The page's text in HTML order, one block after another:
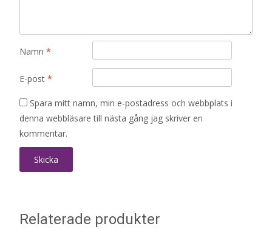
Namn *
E-post *
Spara mitt namn, min e-postadress och webbplats i
denna webbläsare till nästa gång jag skriver en
kommentar.
Relaterade produkter